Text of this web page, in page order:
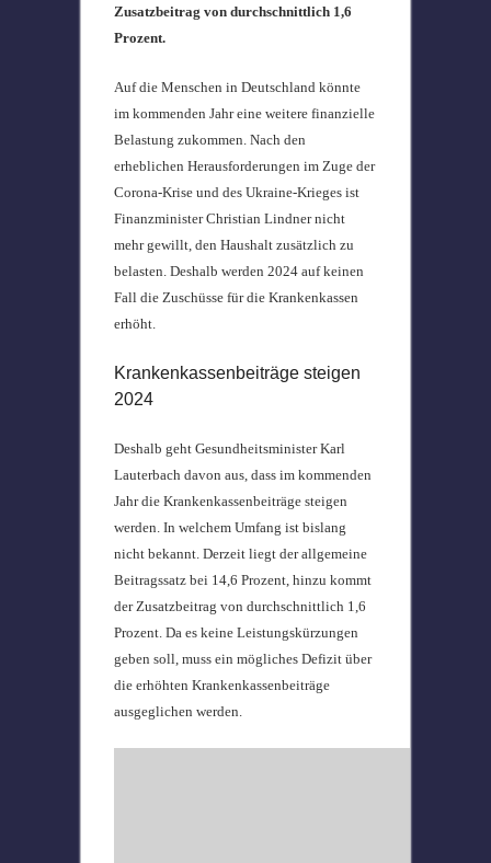
Zusatzbeitrag von durchschnittlich 1,6
Prozent.
Auf die Menschen in Deutschland könnte
im kommenden Jahr eine weitere finanzielle
Belastung zukommen. Nach den
erheblichen Herausforderungen im Zuge der
Corona-Krise und des Ukraine-Krieges ist
Finanzminister Christian Lindner nicht
mehr gewillt, den Haushalt zusätzlich zu
belasten. Deshalb werden 2024 auf keinen
Fall die Zuschüsse für die Krankenkassen
erhöht.
Krankenkassenbeiträge steigen
2024
Deshalb geht Gesundheitsminister Karl
Lauterbach davon aus, dass im kommenden
Jahr die Krankenkassenbeiträge steigen
werden. In welchem Umfang ist bislang
nicht bekannt. Derzeit liegt der allgemeine
Beitragssatz bei 14,6 Prozent, hinzu kommt
der Zusatzbeitrag von durchschnittlich 1,6
Prozent. Da es keine Leistungskürzungen
geben soll, muss ein mögliches Defizit über
die erhöhten Krankenkassenbeiträge
ausgeglichen werden.